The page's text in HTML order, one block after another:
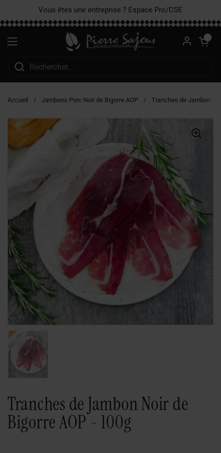
Passer au contenu
Vous êtes une entreprise ? Espace Pro/CSE
Ouvrir le menu
Ouvrir le
Accueil / Jambons Porc Noir de Bigorre AOP / Tranches de Jambon
Afficher la diapositive 1
Tranches de Jambon Noir de
Bigorre AOP - 100g